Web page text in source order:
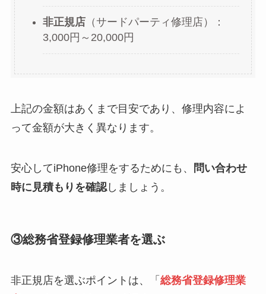
非正規店（サードパーティ修理店）：
3,000円～20,000円
上記の金額はあくまで目安であり、修理内容によ
って金額が大きく異なります。
安心してiPhone修理をするためにも、
問い合わせ
時に見積もりを確認しましょう。
③総務省登録修理業者を選ぶ
非正規店を選ぶポイントは、「 総務省登録修理業